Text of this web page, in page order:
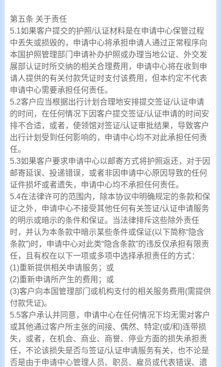
第五条 关于责任
5.1如果客户提交的护照/认证材料是在申请中心保管过程
中丢失或损毁的，申请中心将承担申请人通过正常程序向
本国护照管理部门申请补办护照或办理当地公证、外交发
展部认证时所交纳的相关合理费用，申请中心将在收到申
请人提供的有关付款凭证时支付该费用，但本约定不代表
申请中心需要承担任何责任。
5.2客户应当根据出行计划合理地安排提交签证/认证申请
的时间，在任何情况下因客户提交签证/认证申请的时间安
排不合适，或者，使领馆对签证/认证审批结果，导致客户
出行计划受到任何影响的，申请中心均不对此承担任何责
任。
5.3如果客户要求申请中心以邮寄方式将护照返还，对于因
邮寄延误、投递错误，或者非因申请中心原因导致的任何
证件损坏或者遗失，申请中心均不承担任何责任。
5.4在法律许可的范围内，除本协议中明确规定的条款和保
证之外，申请中心不接受其他任何有关签证/认证申请服务
的明示或暗示的条件和保证。当法律排斥这些除外责任
时，并认为本条款中暗示某些条件或保证(以下简称“隐含
条款”)时，申请中心对此类“隐含条款”的违反仅承担有限责
任，且有权在以下一项或多项中选择承担责任的方式：
(1)重新提供相关申请服务；或
(2)重新申请所产生的费用；或
(3)客户向本国管理部门或机构支付的相关服务费用(需提供
付款凭证)。
5.5客户承认并同意，申请中心在任何情况下均无需对客户
或其他通过客户所主张的间接、偶然、特定(或/和)连带损
失，或者，在机会、商业、商誉、停业方面的损失承担责
任，不论该损失是否与签证/认证申请服务有关，也不论是
否是由于申请中心管理人员、职员、雇员或代表错误、遗